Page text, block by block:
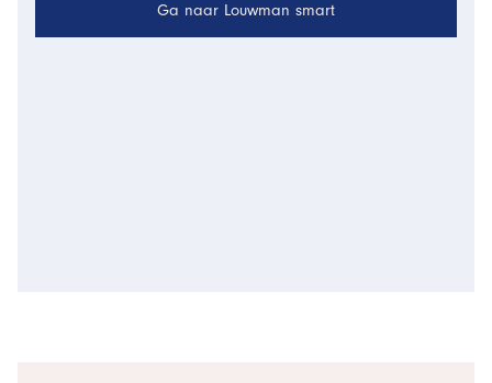
Ga naar Louwman smart